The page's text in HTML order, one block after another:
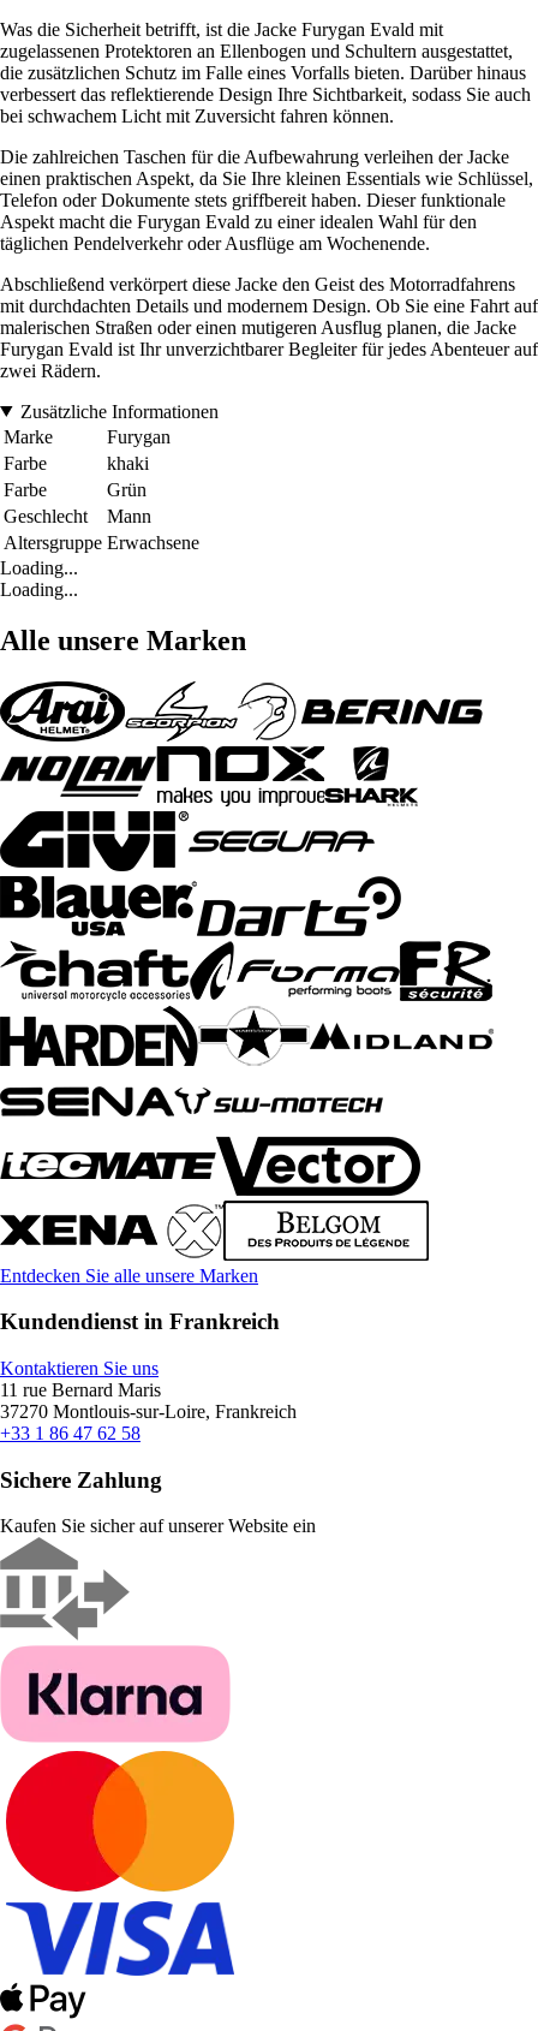
Was die Sicherheit betrifft, ist die Jacke Furygan Evald mit
zugelassenen Protektoren an Ellenbogen und Schultern ausgestattet,
die zusätzlichen Schutz im Falle eines Vorfalls bieten. Darüber hinaus
verbessert das reflektierende Design Ihre Sichtbarkeit, sodass Sie auch
bei schwachem Licht mit Zuversicht fahren können.
Die zahlreichen Taschen für die Aufbewahrung verleihen der Jacke
einen praktischen Aspekt, da Sie Ihre kleinen Essentials wie Schlüssel,
Telefon oder Dokumente stets griffbereit haben. Dieser funktionale
Aspekt macht die Furygan Evald zu einer idealen Wahl für den
täglichen Pendelverkehr oder Ausflüge am Wochenende.
Abschließend verkörpert diese Jacke den Geist des Motorradfahrens
mit durchdachten Details und modernem Design. Ob Sie eine Fahrt auf
malerischen Straßen oder einen mutigeren Ausflug planen, die Jacke
Furygan Evald ist Ihr unverzichtbarer Begleiter für jedes Abenteuer auf
zwei Rädern.
Zusätzliche Informationen
Marke
Furygan
Farbe
khaki
Farbe
Grün
Geschlecht
Mann
Altersgruppe Erwachsene
Loading...
Loading...
Alle unsere Marken
Entdecken Sie alle unsere Marken
Kundendienst in Frankreich
Kontaktieren Sie uns
11 rue Bernard Maris
37270 Montlouis-sur-Loire, Frankreich
+33 1 86 47 62 58
Sichere Zahlung
Kaufen Sie sicher auf unserer Website ein